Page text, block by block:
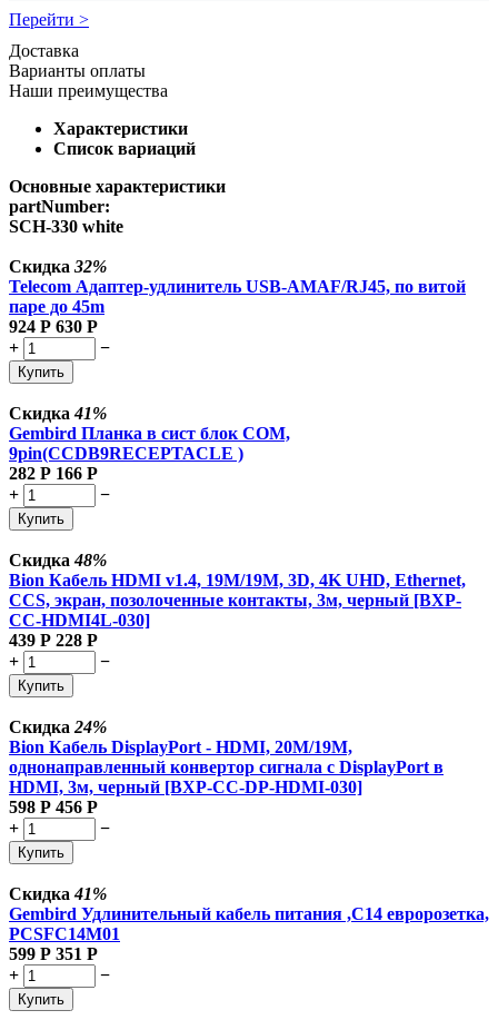
Перейти >
Доставка
Варианты оплаты
Наши преимущества
Характеристики
Список вариаций
Основные характеристики
partNumber:
SCH-330 white
Скидка 32%
Telecom Адаптер-удлинитель USB-AMAF/RJ45, по витой
паре до 45m
924 Р 630 Р
+
−
Купить
Скидка41%
Gembird Планка в сист блок COM,
9pin(CCDB9RECEPTACLE )
282 Р 166 Р
+
−
Купить
Скидка48%
Bion Кабель HDMI v1.4, 19M/19M, 3D, 4K UHD, Ethernet,
CCS, экран, позолоченные контакты, 3м, черный [BXP-
CC-HDMI4L-030]
439 Р 228 Р
+
−
Купить
Скидка 24%
Bion Кабель DisplayPort - HDMI, 20M/19M,
однонаправленный конвертор сигнала с DisplayPort в
HDMI, 3м, черный [BXP-CC-DP-HDMI-030]
598 Р 456 Р
+
−
Купить
Скидка41%
Gembird Удлинительный кабель питания ,C14 евророзетка,
PCSFC14M01
599 Р 351 Р
+
−
Купить